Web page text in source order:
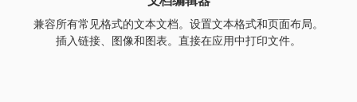
兼容所有常见格式的文本文档。设置文本格式和页面布局。
插入链接、图像和图表。直接在应用中打印文件。